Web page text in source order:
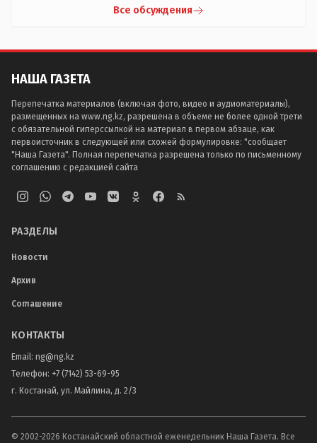
Все обсуждения
НАША ГАЗЕТА
Перепечатка материалов (включая фото, видео и аудиоматериалы),
размещенных на www.ng.kz, разрешена в объеме не более одной трети
с обязательной гиперссылкой на материал в первом абзаце, как
первоисточник в следующей или схожей формулировке: "сообщает
"Наша Газета". Полная перепечатка разрешена только по письменному
соглашению с редакцией сайта
РАЗДЕЛЫ
Новости
Архив
Соглашение
КОНТАКТЫ
Email: ng@ng.kz
Телефон: +7 (7142) 53-69-95
г. Костанай, ул. Майлина, д. 2/3
© 2002-2026 Костанайский областной еженедельник Наша Газета. Все